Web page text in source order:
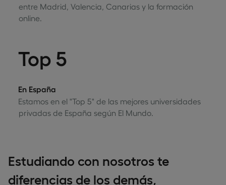
entre Madrid, Valencia, Canarias y la formación
online.
Top 5
En España
Estamos en el "Top 5" de las mejores universidades
privadas de España según El Mundo.
Estudiando con nosotros te
diferencias de los demás,